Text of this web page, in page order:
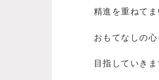
精進を重ねて
おもてなしの
目指していき